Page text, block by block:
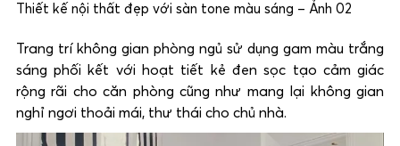
Thiết kế nội thất đẹp với sàn tone màu sáng – Ảnh 02
Trang trí không gian phòng ngủ sử dụng gam màu trắng
sáng phối kết với hoạt tiết kẻ đen sọc tạo cảm giác
rộng rãi cho căn phòng cũng như mang lại không gian
nghỉ ngơi thoải mái, thư thái cho chủ nhà.